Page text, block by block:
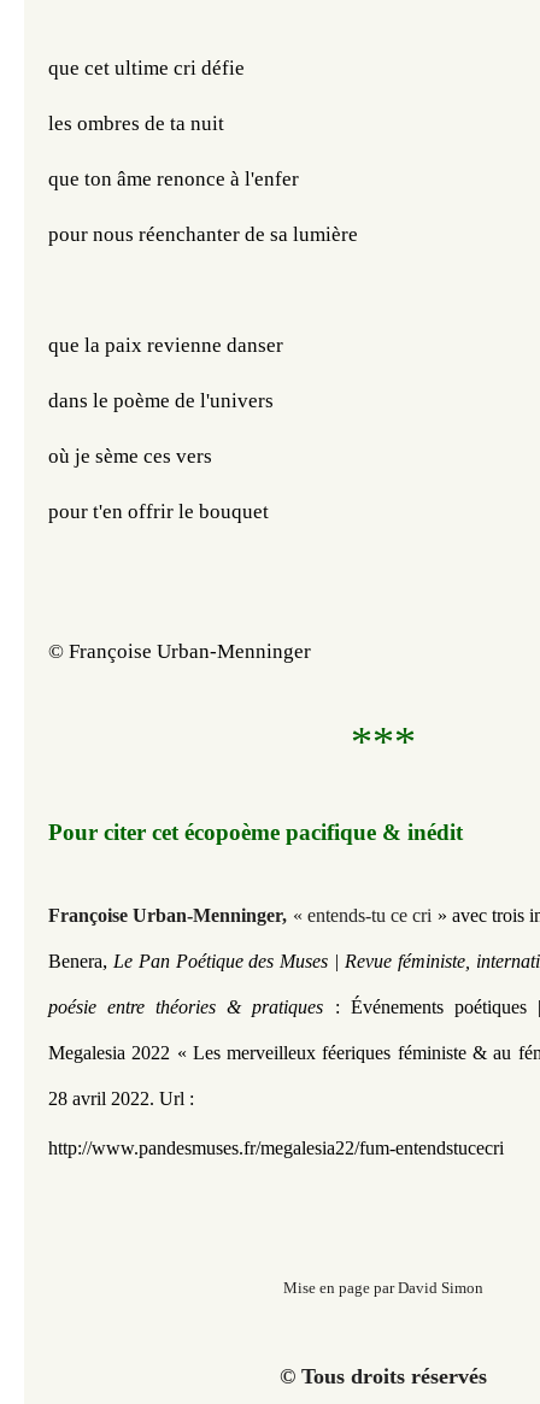
que cet ultime cri défie
les ombres de ta nuit
que ton âme renonce à l'enfer
pour nous réenchanter de sa lumière
que la paix revienne danser
dans le poème de l'univers
où je sème ces vers
pour t'en offrir le bouquet
© Françoise Urban-Menninger
***
Pour citer cet écopoème pacifique & inédit
​Françoise Urban-Menninger, « entends-tu ce cri » avec trois
Benera, Le Pan Poétique des Muses | Revue féministe,
poésie entre théories & pratiques : Événements
Megalesia 2022 « Les merveilleux féeriques féministe & au
28 avril 2022. Url :
http://www.pandesmuses.fr/megalesia22/fum-entendstucecri
Mise en page par David Simon
© Tous droits réservés